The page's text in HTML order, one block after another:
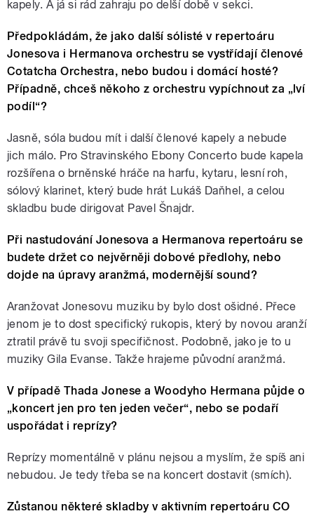
kapely. A já si rád zahraju po delší době v sekci.
Předpokládám, že jako další sólisté v repertoáru
Jonesova i Hermanova orchestru se vystřídají členové
Cotatcha Orchestra, nebo budou i domácí hosté?
Případně, chceš někoho z orchestru vypíchnout za „lví
podíl“?
Jasně, sóla budou mít i další členové kapely a nebude
jich málo. Pro Stravinského Ebony Concerto bude kapela
rozšířena o brněnské hráče na harfu, kytaru, lesní roh,
sólový klarinet, který bude hrát Lukáš Daňhel, a celou
skladbu bude dirigovat Pavel Šnajdr.
Při nastudování Jonesova a Hermanova repertoáru se
budete držet co nejvěrněji dobové předlohy, nebo
dojde na úpravy aranžmá, modernější sound?
Aranžovat Jonesovu muziku by bylo dost ošidné. Přece
jenom je to dost specifický rukopis, který by novou aranží
ztratil právě tu svoji specifičnost. Podobně, jako je to u
muziky Gila Evanse. Takže hrajeme původní aranžmá.
V případě Thada Jonese a Woodyho Hermana půjde o
„koncert jen pro ten jeden večer“, nebo se podaří
uspořádat i reprízy?
Reprízy momentálně v plánu nejsou a myslím, že spíš ani
nebudou. Je tedy třeba se na koncert dostavit (smích).
Zůstanou některé skladby v aktivním repertoáru CO